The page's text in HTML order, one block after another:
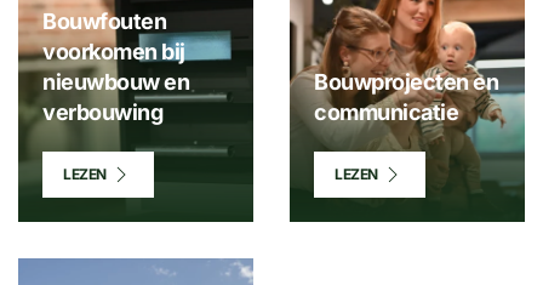
Bouwfouten
voorkomen bij
nieuwbouw en
verbouwing
LEZEN
Bouwprojecten en
communicatie
LEZEN